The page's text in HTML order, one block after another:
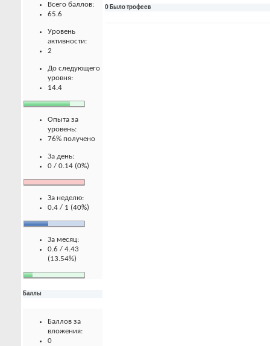
Всего баллов:
65.6
Уровень
активности:
2
До следующего
уровня:
14.4
Опыта за
уровень:
76% получено
За день:
0 / 0.14 (0%)
За неделю:
0.4 / 1 (40%)
За месяц:
0.6 / 4.43
(13.54%)
Баллы
Баллов за
вложения:
0
0 Было трофеев